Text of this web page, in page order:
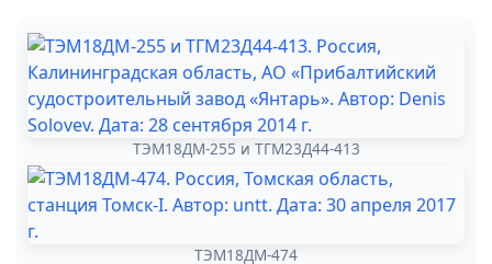
ТЭМ18ДМ-255 и ТГМ23Д44-413
ТЭМ18ДМ-474